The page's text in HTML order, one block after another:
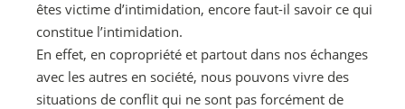
êtes victime d’intimidation, encore faut-il savoir ce qui
constitue l’intimidation.
En effet, en copropriété et partout dans nos échanges
avec les autres en société, nous pouvons vivre des
situations de conflit qui ne sont pas forcément de